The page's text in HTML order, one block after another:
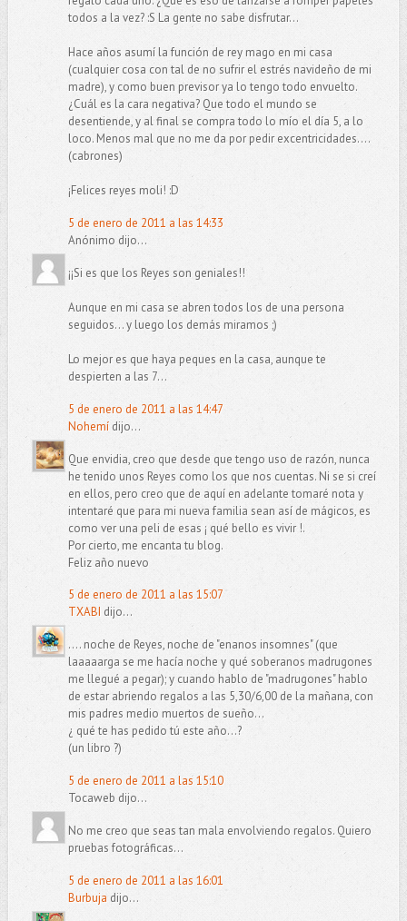
todos a la vez? :S La gente no sabe disfrutar...
Hace años asumí la función de rey mago en mi casa
(cualquier cosa con tal de no sufrir el estrés navideño de mi
madre), y como buen previsor ya lo tengo todo envuelto.
¿Cuál es la cara negativa? Que todo el mundo se
desentiende, y al final se compra todo lo mío el día 5, a lo
loco. Menos mal que no me da por pedir excentricidades....
(cabrones)
¡Felices reyes moli! :D
5 de enero de 2011 a las 14:33
Anónimo dijo...
¡¡Si es que los Reyes son geniales!!
Aunque en mi casa se abren todos los de una persona
seguidos... y luego los demás miramos ;)
Lo mejor es que haya peques en la casa, aunque te
despierten a las 7...
5 de enero de 2011 a las 14:47
Nohemídijo...
Que envidia, creo que desde que tengo uso de razón, nunca
he tenido unos Reyes como los que nos cuentas. Ni se si creí
en ellos, pero creo que de aquí en adelante tomaré nota y
intentaré que para mi nueva familia sean así de mágicos, es
como ver una peli de esas ¡ qué bello es vivir !.
Por cierto, me encanta tu blog.
Feliz año nuevo
5 de enero de 2011 a las 15:07
TXABI dijo...
.... noche de Reyes, noche de "enanos insomnes" (que
laaaaarga se me hacía noche y qué soberanos madrugones
me llegué a pegar); y cuando hablo de "madrugones" hablo
de estar abriendo regalos a las 5,30/6,00 de la mañana, con
mis padres medio muertos de sueño...
¿ qué te has pedido tú este año...?
(un libro ?)
5 de enero de 2011 a las 15:10
Tocaweb dijo...
No me creo que seas tan mala envolviendo regalos. Quiero
pruebas fotográficas...
5 de enero de 2011 a las 16:01
Burbuja dijo...